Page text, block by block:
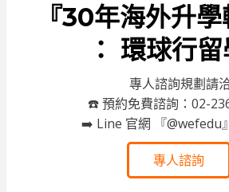
『30年海外升
： 環球行留
專人諮詢規劃請
☎️ 預約免費諮詢：02-
➡️ Line 官網 『@wefedu
專人諮詢